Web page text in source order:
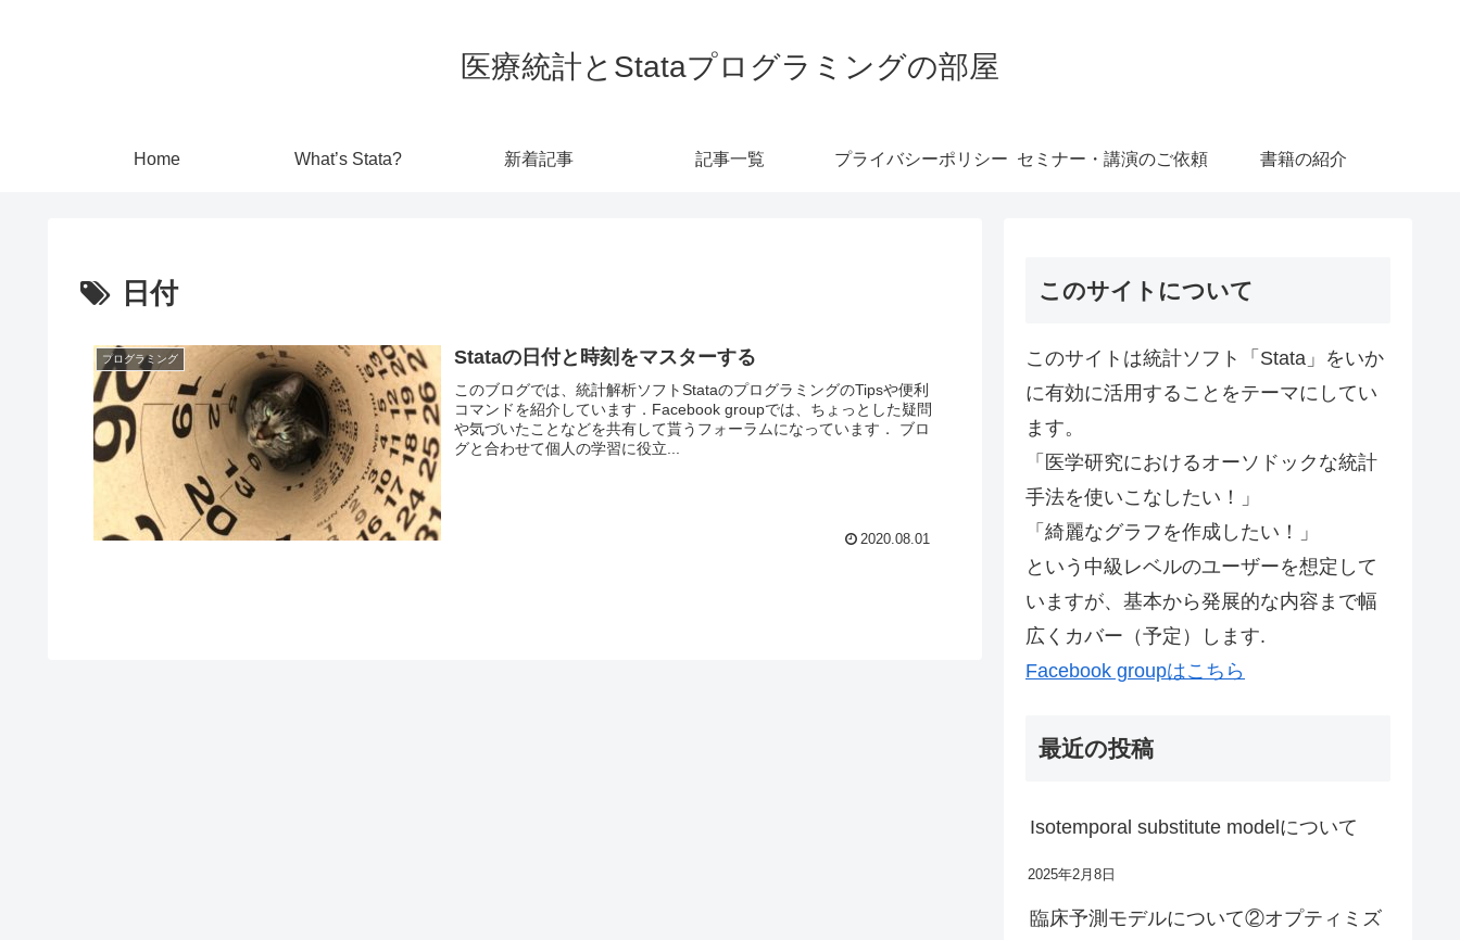
医療統計とStataプログラミングの部屋
Home What’s Stata? 新着記事 記事一覧 プライバシーポリシー セミナー・講演のご依頼 書籍の紹介
日付
プログラミング Stataの日付と時刻をマスターする
このブログでは、統計解析ソフトStataのプログラミングのTipsや便利
コマンドを紹介しています．Facebook groupでは、ちょっとした疑問
や気づいたことなどを共有して貰うフォーラムになっています． ブロ
グと合わせて個人の学習に役立...
2020.08.01
このサイトについて
このサイトは統計ソフト「Stata」をいか
に有効に活用することをテーマにしてい
ます。
「医学研究におけるオーソドックな統計
手法を使いこなしたい！」
「綺麗なグラフを作成したい！」
という中級レベルのユーザーを想定して
いますが、基本から発展的な内容まで幅
広くカバー（予定）します.
Facebook groupはこちら
最近の投稿
Isotemporal substitute modelについて
2025年2月8日
臨床予測モデルについて②オプティミズ